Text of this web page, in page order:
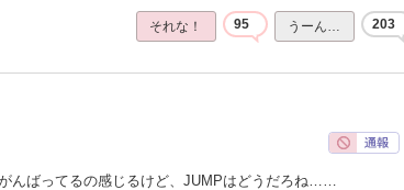
それな！ 95 うーん… 203
んばってるの感じるけど、JUMPはどうだろね……